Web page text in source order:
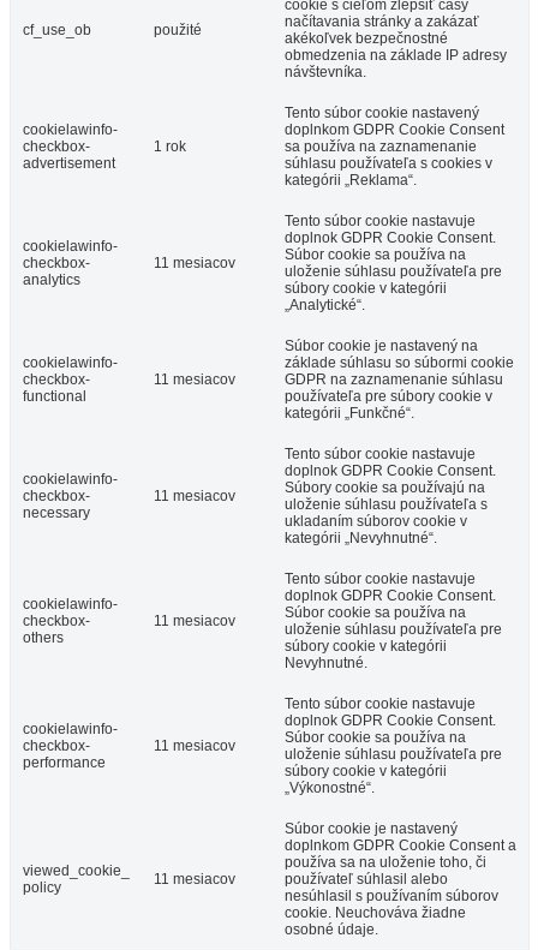
cf_use_ob použité
cookie s cieľom zlepšiť časy
načítavania stránky a zakázať
akékoľvek bezpečnostné
obmedzenia na základe IP adresy
návštevníka.
cookielawinfo-
checkbox-
advertisement
1 rok
Tento súbor cookie nastavený
doplnkom GDPR Cookie Consent
sa používa na zaznamenanie
súhlasu používateľa s cookies v
kategórii „Reklama“.
cookielawinfo-
checkbox-
analytics
11 mesiacov
Tento súbor cookie nastavuje
doplnok GDPR Cookie Consent.
Súbor cookie sa používa na
uloženie súhlasu používateľa pre
súbory cookie v kategórii
„Analytické“.
cookielawinfo-
checkbox-
functional
11 mesiacov
Súbor cookie je nastavený na
základe súhlasu so súbormi cookie
GDPR na zaznamenanie súhlasu
používateľa pre súbory cookie v
kategórii „Funkčné“.
cookielawinfo-
checkbox-
necessary
11 mesiacov
Tento súbor cookie nastavuje
doplnok GDPR Cookie Consent.
Súbory cookie sa používajú na
uloženie súhlasu používateľa s
ukladaním súborov cookie v
kategórii „Nevyhnutné“.
cookielawinfo-
checkbox-
others
11 mesiacov
Tento súbor cookie nastavuje
doplnok GDPR Cookie Consent.
Súbor cookie sa používa na
uloženie súhlasu používateľa pre
súbory cookie v kategórii
Nevyhnutné.
cookielawinfo-
checkbox-
performance
11 mesiacov
Tento súbor cookie nastavuje
doplnok GDPR Cookie Consent.
Súbor cookie sa používa na
uloženie súhlasu používateľa pre
súbory cookie v kategórii
„Výkonostné“.
viewed_cookie_
policy
11 mesiacov
Súbor cookie je nastavený
doplnkom GDPR Cookie Consent a
používa sa na uloženie toho, či
používateľ súhlasil alebo
nesúhlasil s používaním súborov
cookie. Neuchováva žiadne
osobné údaje.